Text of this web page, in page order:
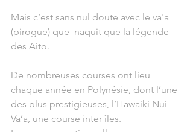
Mais c’est sans nul doute avec le va'a
(pirogue) que  naquit que la légende
des Aito.
De nombreuses courses ont lieu
chaque année en Polynésie, dont l’une
des plus prestigieuses, l’Hawaiki Nui
Va’a, une course inter îles.